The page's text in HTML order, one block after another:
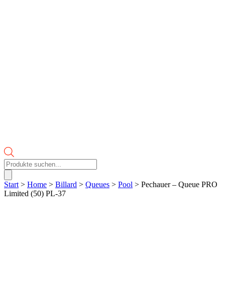
Products
search
Start > Home > Billard > Queues > Pool > Pechauer – Queue PRO
Limited (50) PL-37